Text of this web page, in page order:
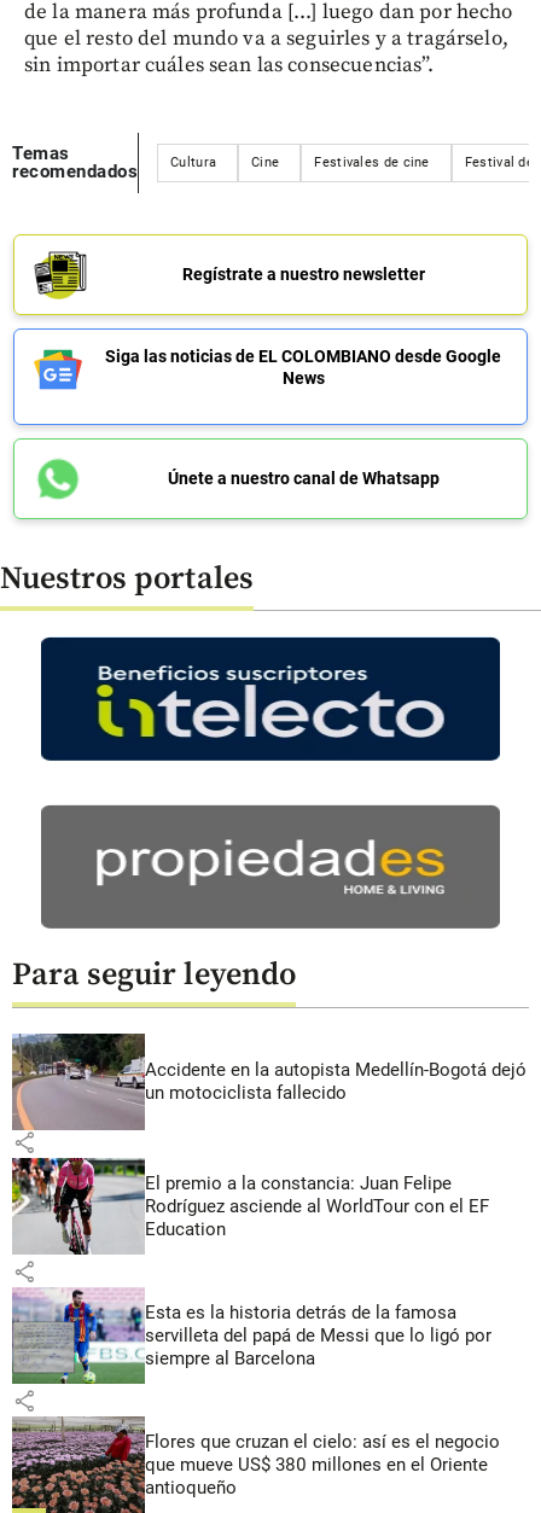
de la manera más profunda [...] luego dan por hecho
que el resto del mundo va a seguirles y a tragárselo,
sin importar cuáles sean las consecuencias”.
Temas
recomendados
Cultura Cine Festivales de cine Festival de
Regístrate a nuestro newsletter
Siga las noticias de EL COLOMBIANO desde Google
News
Únete a nuestro canal de Whatsapp
Nuestros portales
Para seguir leyendo
Accidente en la autopista Medellín-Bogotá dejó
un motociclista fallecido
share
El premio a la constancia: Juan Felipe
Rodríguez asciende al WorldTour con el EF
Education
share
Esta es la historia detrás de la famosa
servilleta del papá de Messi que lo ligó por
siempre al Barcelona
share
Flores que cruzan el cielo: así es el negocio
que mueve US$ 380 millones en el Oriente
antioqueño